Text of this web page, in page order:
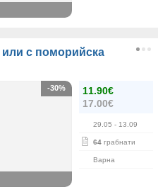
с поморийска
11.90€
17.00€
29.05 - 13.09
64 грабнати
Варна
-30%